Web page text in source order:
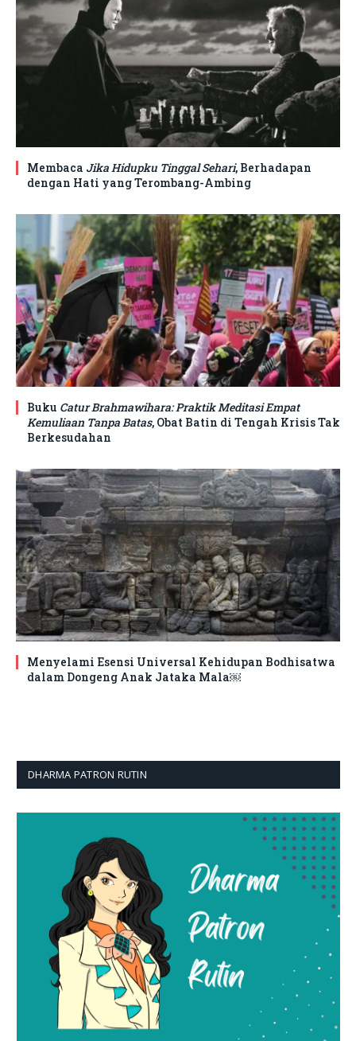
Membaca Jika Hidupku Tinggal Sehari, Berhadapan
dengan Hati yang Terombang-Ambing
Buku Catur Brahmawihara: Praktik Meditasi Empat
Kemuliaan Tanpa Batas, Obat Batin di Tengah Krisis Tak
Berkesudahan
Menyelami Esensi Universal Kehidupan Bodhisatwa
dalam Dongeng Anak Jataka Mala￼
DHARMA PATRON RUTIN